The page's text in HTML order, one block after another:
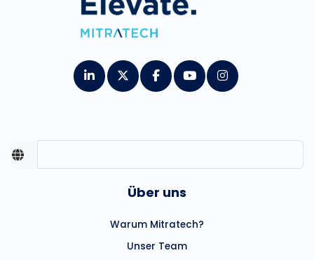
Über uns
Warum Mitratech?
Unser Team